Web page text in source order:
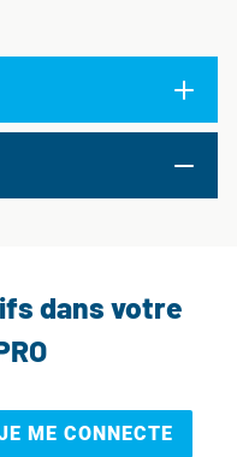
dans votre
ME CONNECTE